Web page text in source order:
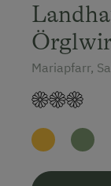
Mariapfarr,